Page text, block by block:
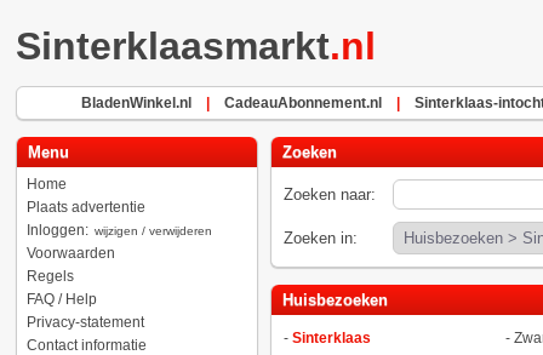
Sinterklaasmarkt.nl
BladenWinkel.nl CadeauAbonnement.nl Sinterklaas-
Menu
Home
Plaats advertentie
Inloggen: wijzigen / verwijderen
Voorwaarden
Regels
FAQ / Help
Privacy-statement
Contact informatie
Zoeken
Zoeken naar:
Zoeken in:
Huisbezoeken
- Sinterklaas -